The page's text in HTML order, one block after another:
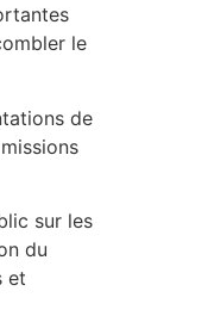
le
de
sur les
du
et